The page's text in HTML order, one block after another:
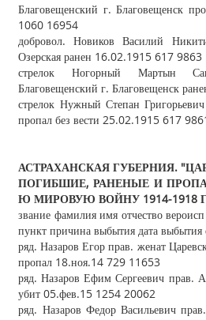
Благовещенский г. Благовещенск
1060 16954
добровол. Новиков Василий
Озерская ранен 16.02.1915 617 9863
стрелок Ногорный Мартын
Благовещенский г. Благовещенск
стрелок Нужный Степан
пропал без вести 25.02.1915 617
АСТРАХАНСКАЯ ГУБЕРНИЯ.
ПОГИБШИЕ, РАНЕНЫЕ И
Ю МИРОВУЮ ВОЙНУ 1914‐1918
звание фамилия имя отчество
пункт причина выбытия дата
ряд. Назаров Егор прав. женат
пропал 18.ноя.14 729 11653
ряд. Назаров Ефим Сергеевич прав.
убит 05.фев.15 1254 20062
ряд. Назаров Федор Васильевич